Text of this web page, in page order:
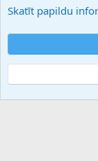
Palīdzība
Noteikumi un
Privātuma politika
Community platform by
Skatīt papildu